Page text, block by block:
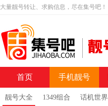
大量靓号转让、求购信息，尽在集号吧！
首页 手机靓号
靓号大全 1349组合 话机世界